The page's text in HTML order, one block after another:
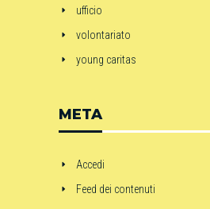
ufficio
volontariato
young caritas
META
Accedi
Feed dei contenuti